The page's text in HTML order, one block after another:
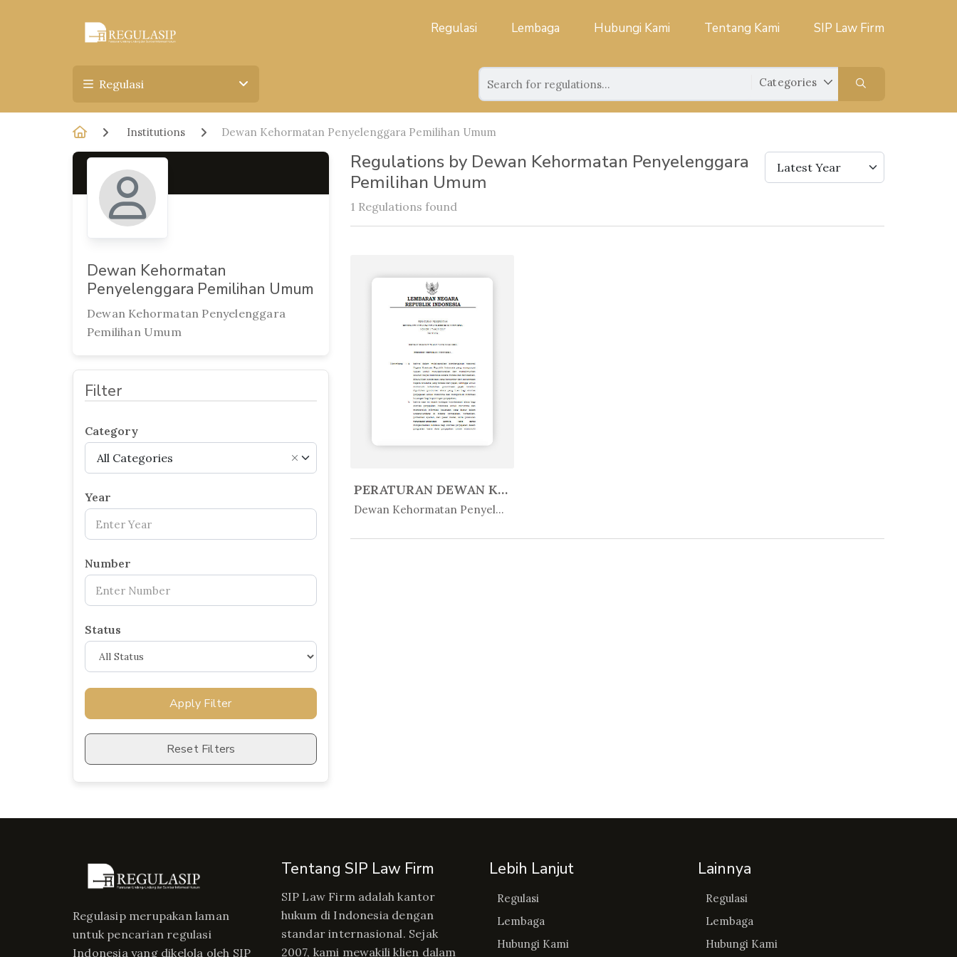
Regulasi Lembaga Hubungi Kami Tentang Kami SIP Law Firm
Regulasi
Institutions Dewan Kehormatan Penyelenggara Pemilihan Umum
Dewan Kehormatan
Penyelenggara Pemilihan Umum
Dewan Kehormatan Penyelenggara
Pemilihan Umum
Filter
Category
×
All Categories
Year
Number
Status
Apply Filter
Reset Filters
Regulations by Dewan Kehormatan Penyelenggara
Pemilihan Umum
1 Regulations found
Latest Year
PERATURAN DEWAN KEHORMATAN PENYE...
Dewan Kehormatan Penyelen...
In Peratur...
Regulasip merupakan laman
untuk pencarian regulasi
Indonesia yang dikelola oleh SIP
Tentang SIP Law Firm
SIP Law Firm adalah kantor
hukum di Indonesia dengan
standar internasional. Sejak
2007, kami mewakili klien dalam
Lebih Lanjut
Regulasi
Lembaga
Hubungi Kami
Lainnya
Regulasi
Lembaga
Hubungi Kami